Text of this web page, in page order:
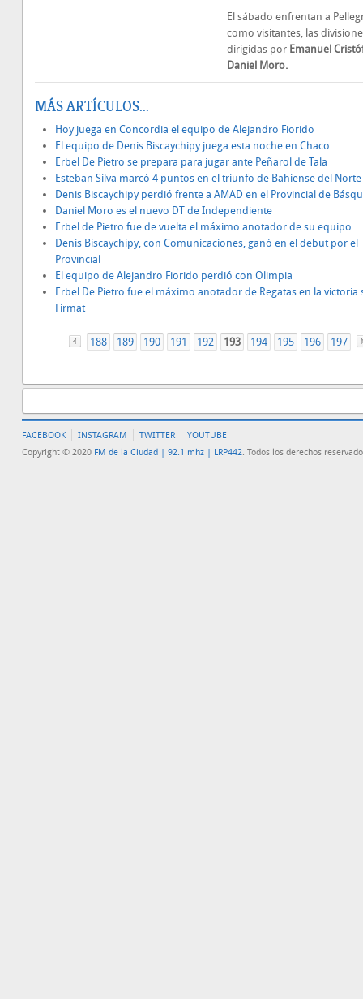
El sábado enfrentan a
como visitantes, las
dirigidas por Emanuel
Daniel Moro.
MÁS ARTÍCULOS...
Hoy juega en Concordia el equipo de Alejandro Fiorido
El equipo de Denis Biscaychipy juega esta noche en Chaco
Erbel De Pietro se prepara para jugar ante Peñarol de Tala
Esteban Silva marcó 4 puntos en el triunfo de Bahiense del Norte
Denis Biscaychipy perdió frente a AMAD en el Provincial de
Daniel Moro es el nuevo DT de Independiente
Erbel de Pietro fue de vuelta el máximo anotador de su equipo
Denis Biscaychipy, con Comunicaciones, ganó en el debut por el
Provincial
El equipo de Alejandro Fiorido perdió con Olimpia
Erbel De Pietro fue el máximo anotador de Regatas en la victoria
Firmat
188 189 190 191 192 193 194 195 196 197
FACEBOOK INSTAGRAM TWITTER
YOUTUBE
Copyright © 2020 FM de la Ciudad | 92.1 mhz | LRP442. Todos los derechos